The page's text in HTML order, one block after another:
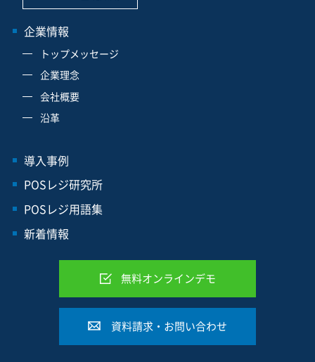
企業情報
トップメッセージ
企業理念
会社概要
沿革
導入事例
POSレジ研究所
POSレジ用語集
新着情報
無料オンラインデモ
資料請求・お問い合わせ